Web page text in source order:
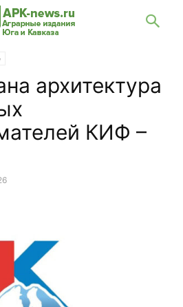
архитектура
КИФ –